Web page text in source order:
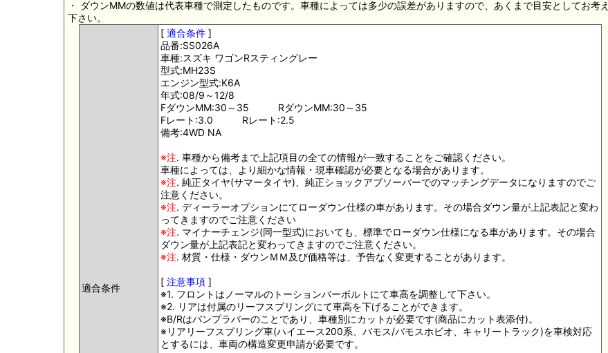
・ ダウンMMの数値は代表車種で測定したものです。車種によっては多少の誤差がありますので、あくまで目安としてお考え
下さい。
適合条件
[ 適合条件 ]
品番:SS026A
車種:スズキ ワゴンRスティングレー
型式:MH23S
エンジン型式:K6A
年式:08/9～12/8
FダウンMM:30～35 RダウンMM:30～35
Fレート:3.0 Rレート:2.5
備考:4WD NA
※注. 車種から備考まで上記項目の全ての情報が一致することをご確認ください。
車種によっては、より細かな情報・現車確認が必要となる場合があります。
※注. 純正タイヤ(サマータイヤ)、純正ショックアブソーバーでのマッチングデータになりますのでご
注意ください。
※注. ディーラーオプションにてローダウン仕様の車があります。その場合ダウン量が上記表記と変わ
ってきますのでご注意ください
※注. マイナーチェンジ(同一型式)においても、標準でローダウン仕様になる車があります。その場合
ダウン量が上記表記と変わってきますのでご注意ください。
※注. 材質・仕様・ダウンＭＭ及び価格等は、予告なく変更することがあります。
[ 注意事項 ]
※1. フロントはノーマルのトーションバーボルトにて車高を調整して下さい。
※2. リアは付属のリーフスプリングにて車高を下げることができます。
※B/Rはバンプラバーのことであり、車種別にカットが必要です(商品にカット表添付)。
※リアリーフスプリング車(ハイエース200系、バモス/バモスホビオ、キャリートラック)を車検対応
とするには、車両の構造変更申請が必要です。